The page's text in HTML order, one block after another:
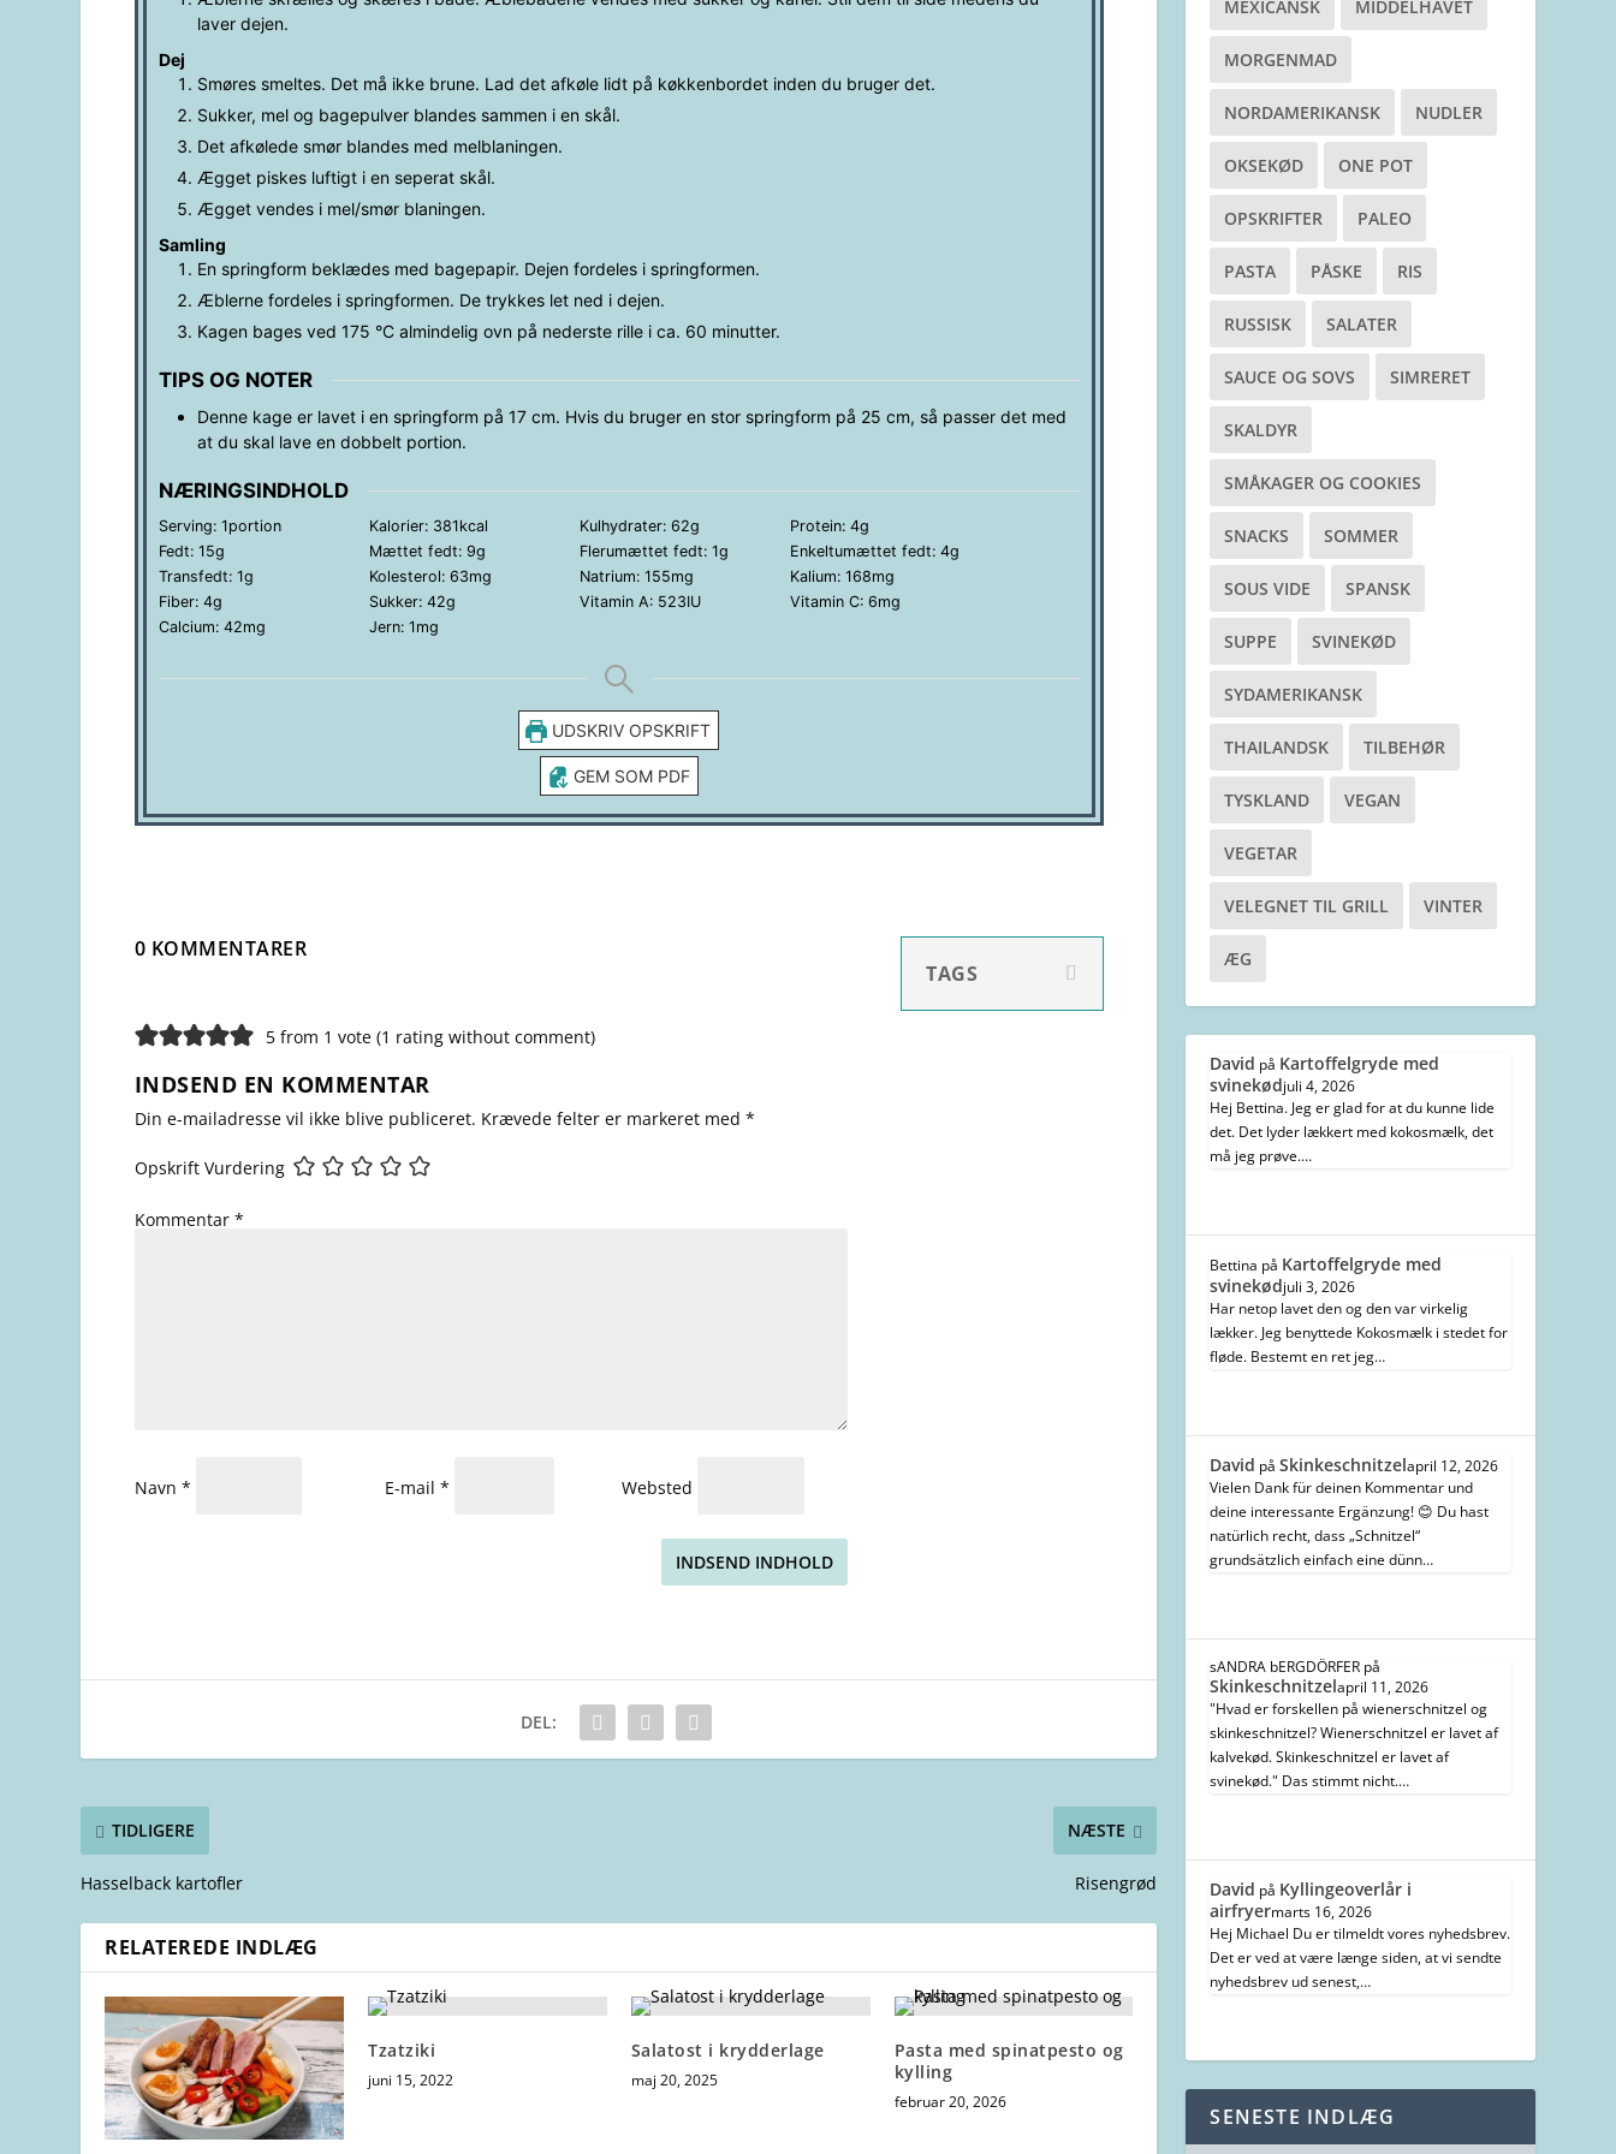
laver dejen.
Dej
Smøres smeltes. Det må ikke brune. Lad det afkøle lidt på køkkenbordet inden du bruger det.
Sukker, mel og bagepulver blandes sammen i en skål.
Det afkølede smør blandes med melblaningen.
Ægget piskes luftigt i en seperat skål.
Ægget vendes i mel/smør blaningen.
Samling
En springform beklædes med bagepapir. Dejen fordeles i springformen.
Æblerne fordeles i springformen. De trykkes let ned i dejen.
Kagen bages ved 175 °C almindelig ovn på nederste rille i ca. 60 minutter.
TIPS OG NOTER
Denne kage er lavet i en springform på 17 cm. Hvis du bruger en stor springform på 25 cm, så passer det med
at du skal lave en dobbelt portion.
NÆRINGSINDHOLD
Serving: 1portion Kalorier: 381kcal Kulhydrater: 62g Protein: 4g
Fedt: 15g Mættet fedt: 9g Flerumættet fedt: 1g Enkeltumættet fedt: 4g
Transfedt: 1g Kolesterol: 63mg Natrium: 155mg Kalium: 168mg
Fiber: 4g Sukker: 42g Vitamin A: 523IU Vitamin C: 6mg
Calcium: 42mg Jern: 1mg
UDSKRIV OPSKRIFT
GEM SOM PDF
0 KOMMENTARER
5 from 1 vote (1 rating without comment)
INDSEND EN KOMMENTAR
Din e-mailadresse vil ikke blive publiceret. Krævede felter er markeret med *
Opskrift Vurdering
Kommentar *
Navn * E-mail * Websted
INDSEND INDHOLD
TAGS
DEL:
TIDLIGERE
Hasselback kartofler
NÆSTE
Risengrød
RELATEREDE INDLÆG
Tzatziki
juni 15, 2022
Salatost i krydderlage
maj 20, 2025
Pasta med spinatpesto og
kylling
februar 20, 2026
MEXICANSK MIDDELHAVET
MORGENMAD
NORDAMERIKANSK NUDLER
OKSEKØD ONE POT
OPSKRIFTER PALEO
PASTA PÅSKE RIS
RUSSISK SALATER
SAUCE OG SOVS SIMRERET
SKALDYR
SMÅKAGER OG COOKIES
SNACKS SOMMER
SOUS VIDE SPANSK
SUPPE SVINEKØD
SYDAMERIKANSK
THAILANDSK TILBEHØR
TYSKLAND VEGAN
VEGETAR
VELEGNET TIL GRILL VINTER
ÆG
David på Kartoffelgryde med
svinekødjuli 4, 2026
Hej Bettina. Jeg er glad for at du kunne lide
det. Det lyder lækkert med kokosmælk, det
må jeg prøve.…
Bettina på Kartoffelgryde med
svinekødjuli 3, 2026
Har netop lavet den og den var virkelig
lækker. Jeg benyttede Kokosmælk i stedet for
fløde. Bestemt en ret jeg…
David påSkinkeschnitzelapril 12, 2026
Vielen Dank für deinen Kommentar und
deine interessante Ergänzung! 😊 Du hast
natürlich recht, dass „Schnitzel“
grundsätzlich einfach eine dünn…
sANDRA bERGDÖRFER på
Skinkeschnitzelapril 11, 2026
"Hvad er forskellen på wienerschnitzel og
skinkeschnitzel? Wienerschnitzel er lavet af
kalvekød. Skinkeschnitzel er lavet af
svinekød." Das stimmt nicht.…
David på Kyllingeoverlår i
airfryermarts 16, 2026
Hej Michael Du er tilmeldt vores nyhedsbrev.
Det er ved at være længe siden, at vi sendte
nyhedsbrev ud senest,…
SENESTE INDLÆG